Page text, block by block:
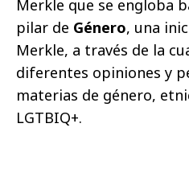
Merkle que se engloba
pilar de Género, una
Merkle, a través de la
diferentes opiniones y
materias de género,
LGTBIQ+.